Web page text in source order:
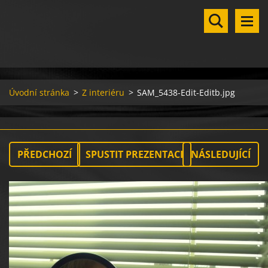
Úvodní stránka > Z interiéru > SAM_5438-Edit-Editb.jpg
PŘEDCHOZÍ SPUSTIT PREZENTACI NÁSLEDUJÍCÍ